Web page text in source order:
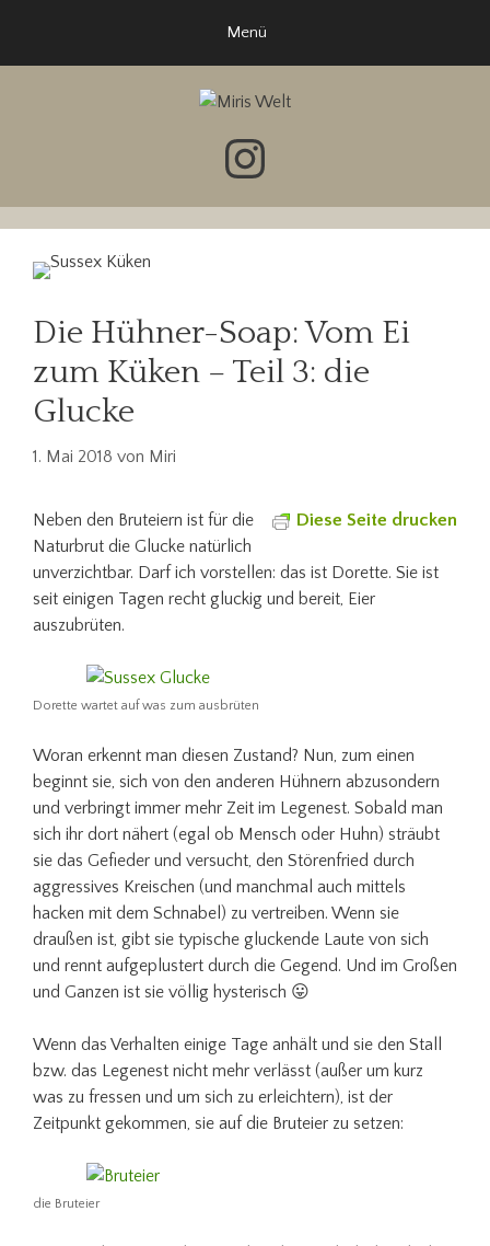
springen
Menü
Instagram
Die Hühner-Soap: Vom Ei
zum Küken – Teil 3: die
Glucke
1. Mai 2018 von Miri
Diese Seite drucken
Neben den Bruteiern ist für die
Naturbrut die Glucke natürlich
unverzichtbar. Darf ich vorstellen: das ist Dorette. Sie ist
seit einigen Tagen recht gluckig und bereit, Eier
auszubrüten.
Dorette wartet auf was zum ausbrüten
Woran erkennt man diesen Zustand? Nun, zum einen
beginnt sie, sich von den anderen Hühnern abzusondern
und verbringt immer mehr Zeit im Legenest. Sobald man
sich ihr dort nähert (egal ob Mensch oder Huhn) sträubt
sie das Gefieder und versucht, den Störenfried durch
aggressives Kreischen (und manchmal auch mittels
hacken mit dem Schnabel) zu vertreiben. Wenn sie
draußen ist, gibt sie typische gluckende Laute von sich
und rennt aufgeplustert durch die Gegend. Und im Großen
und Ganzen ist sie völlig hysterisch 😛
Wenn das Verhalten einige Tage anhält und sie den Stall
bzw. das Legenest nicht mehr verlässt (außer um kurz
was zu fressen und um sich zu erleichtern), ist der
Zeitpunkt gekommen, sie auf die Bruteier zu setzen:
die Bruteier